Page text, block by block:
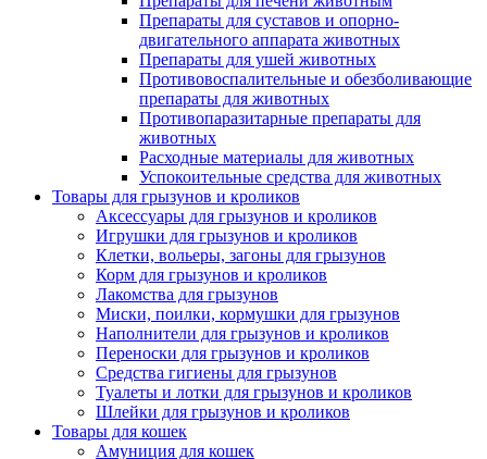
Препараты для суставов и опорно-
двигательного аппарата животных
Препараты для ушей животных
Противовоспалительные и обезболивающие
препараты для животных
Противопаразитарные препараты для
животных
Расходные материалы для животных
Успокоительные средства для животных
Товары для грызунов и кроликов
Аксессуары для грызунов и кроликов
Игрушки для грызунов и кроликов
Клетки, вольеры, загоны для грызунов
Корм для грызунов и кроликов
Лакомства для грызунов
Миски, поилки, кормушки для грызунов
Наполнители для грызунов и кроликов
Переноски для грызунов и кроликов
Средства гигиены для грызунов
Туалеты и лотки для грызунов и кроликов
Шлейки для грызунов и кроликов
Товары для кошек
Амуниция для кошек